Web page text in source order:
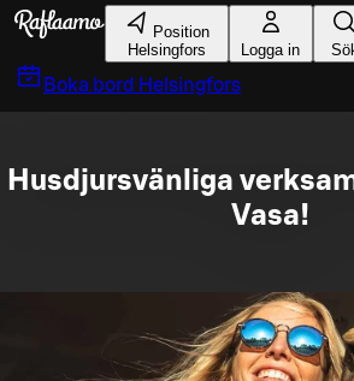
Gå till huvudinnehållet
Position
Helsingfors
Logga in
Boka bord Helsingfors
Husdjursvänliga
Vasa!